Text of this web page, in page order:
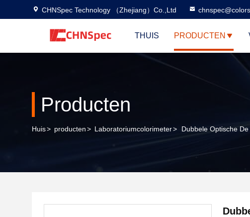
CHNSpec Technology （Zhejiang）Co.,Ltd
THUIS PRODUCTEN
Producten
Huis> producten> Laboratoriumcolorimeter> Dubbele Optische